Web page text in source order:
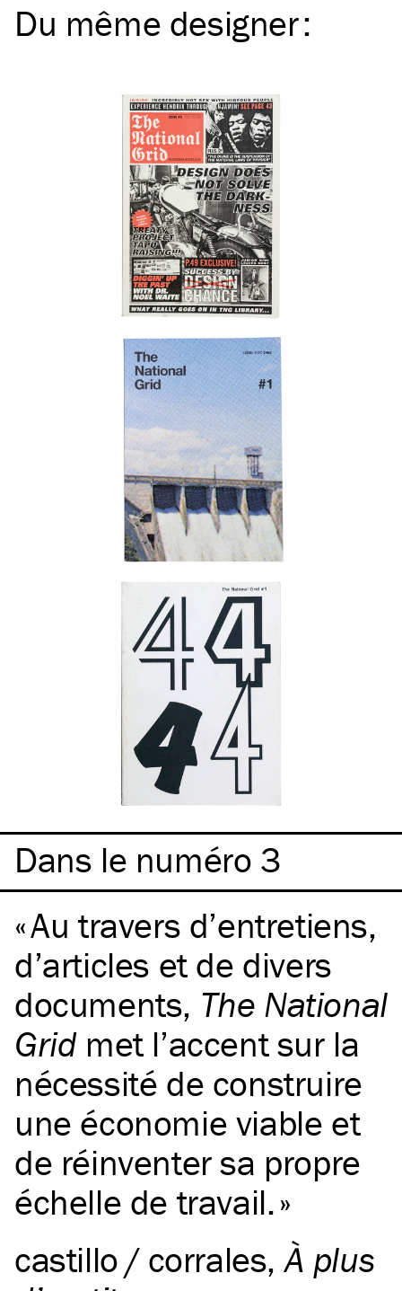
Du même designer:
Dans le numéro 3
Au travers d’entretiens,
d’articles et de divers
documents, The National
Gridmet l’accent sur la
nécessité de construire
une économie viable et
de réinventer sa propre
échelle de travail.
castillo / corrales,À plus